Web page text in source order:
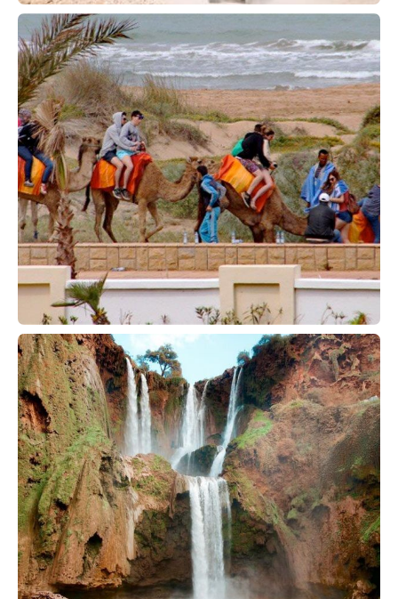
PASEO EN CAMELLO
CASCADAS DE OUZOUD